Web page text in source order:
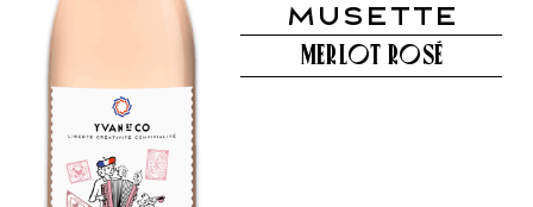
Musette
Merlot Rosé
CHÉRIE !
Chardonnay